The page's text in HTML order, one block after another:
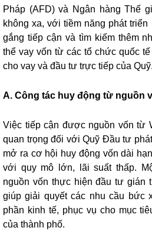
Pháp (AFD) và Ngân hàng Thế
không xa, với tiềm năng phát
gắng tiếp cận và tìm kiếm thêm
thể vay vốn từ các tổ chức quốc
cho vay và đầu tư trực tiếp của Quỹ.
A. Công tác huy động từ nguồn
Việc tiếp cận được nguồn vốn từ
quan trọng đối với Quỹ Đầu tư
mở ra cơ hội huy động vốn dài
với quy mô lớn, lãi suất thấp.
nguồn vốn thực hiện đầu tư gián
giúp giải quyết các nhu cầu bức
phần kinh tế, phục vụ cho mục
của thành phố.